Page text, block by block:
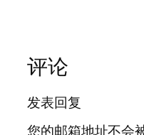
评论
发表回复
您的邮箱地址不会